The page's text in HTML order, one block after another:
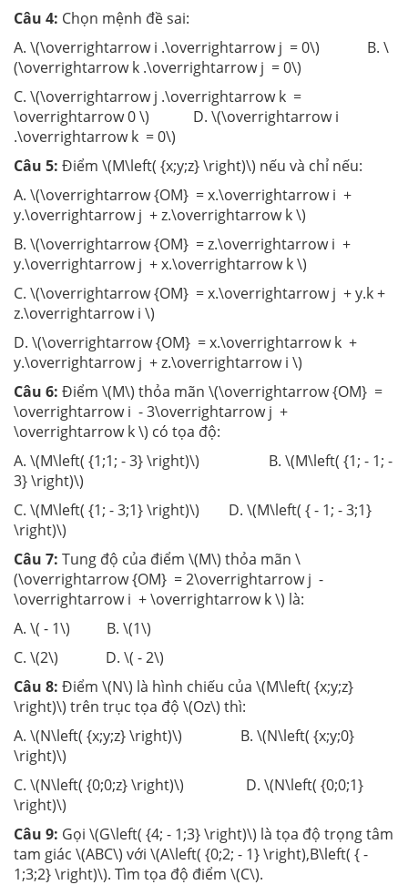
Câu 4: Chọn mệnh đề sai:
A. \(\overrightarrow i .\overrightarrow j = 0\) B. \
(\overrightarrow k .\overrightarrow j = 0\)
C. \(\overrightarrow j .\overrightarrow k =
\overrightarrow 0 \) D. \(\overrightarrow i
.\overrightarrow k = 0\)
Câu 5: Điểm \(M\left( {x;y;z} \right)\) nếu và chỉ nếu:
A. \(\overrightarrow {OM} = x.\overrightarrow i +
y.\overrightarrow j + z.\overrightarrow k \)
B. \(\overrightarrow {OM} = z.\overrightarrow i +
y.\overrightarrow j + x.\overrightarrow k \)
C. \(\overrightarrow {OM} = x.\overrightarrow j + y.k +
z.\overrightarrow i \)
D. \(\overrightarrow {OM} = x.\overrightarrow k +
y.\overrightarrow j + z.\overrightarrow i \)
Câu 6: Điểm \(M\) thỏa mãn \(\overrightarrow {OM} =
\overrightarrow i - 3\overrightarrow j +
\overrightarrow k \) có tọa độ:
A. \(M\left( {1;1; - 3} \right)\) B. \(M\left( {1; - 1; -
3} \right)\)
C. \(M\left( {1; - 3;1} \right)\) D. \(M\left( { - 1; - 3;1}
\right)\)
Câu 7: Tung độ của điểm \(M\) thỏa mãn \
(\overrightarrow {OM} = 2\overrightarrow j -
\overrightarrow i + \overrightarrow k \) là:
A. \( - 1\) B. \(1\)
C. \(2\) D. \( - 2\)
Câu 8: Điểm \(N\) là hình chiếu của \(M\left( {x;y;z}
\right)\) trên trục tọa độ \(Oz\) thì:
A. \(N\left( {x;y;z} \right)\) B. \(N\left( {x;y;0}
\right)\)
C. \(N\left( {0;0;z} \right)\) D. \(N\left( {0;0;1}
\right)\)
Câu 9: Gọi \(G\left( {4; - 1;3} \right)\) là tọa độ trọng tâm
tam giác \(ABC\) với \(A\left( {0;2; - 1} \right),B\left( { -
1;3;2} \right)\). Tìm tọa độ điểm \(C\).